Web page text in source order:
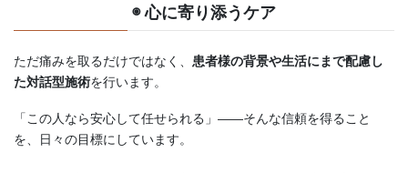
◉ 心に寄り添うケア
ただ痛みを取るだけではなく、 患者様の背景や生活にまで配慮し
た対話型施術を行います。
「この人なら安心して任せられる」——そんな信頼を得ること
を、日々の目標にしています。